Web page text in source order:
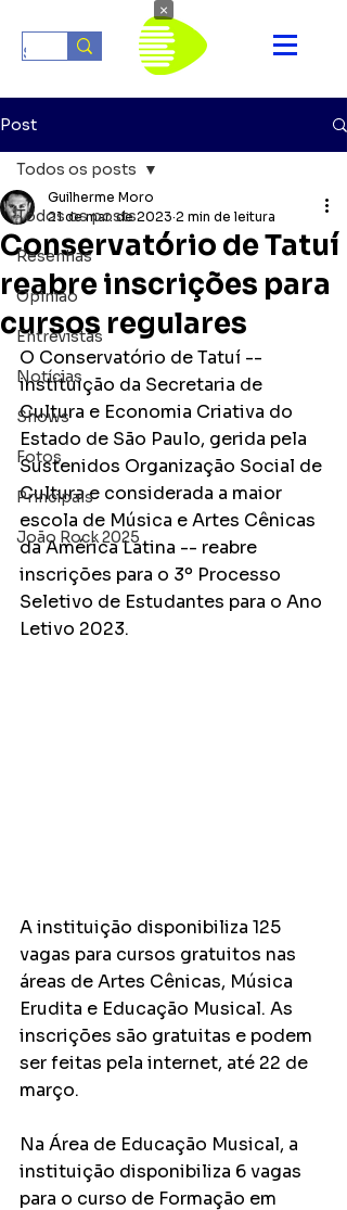
Post
Todos os posts
Resenhas
Opinião
Entrevistas
Notícias
Shows
Fotos
Principais
João Rock 2025
Todos os posts
Conservatório de Tatuí
reabre inscrições para
cursos regulares
Guilherme Moro
21 de mar. de 2023 2 min de leitura
O Conservatório de Tatuí --
instituição da Secretaria de
Cultura e Economia Criativa do
Estado de São Paulo, gerida pela
Sustenidos Organização Social de
Cultura e considerada a maior
escola de Música e Artes Cênicas
da América Latina -- reabre
inscrições para o 3º Processo
Seletivo de Estudantes para o Ano
Letivo 2023.
A instituição disponibiliza 125
vagas para cursos gratuitos nas
áreas de Artes Cênicas, Música
Erudita e Educação Musical. As
inscrições são gratuitas e podem
ser feitas pela internet, até 22 de
março.
Na Área de Educação Musical, a
instituição disponibiliza 6 vagas
para o curso de Formação em
×